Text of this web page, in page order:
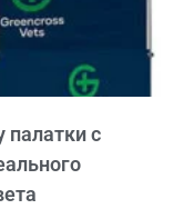
палатки с